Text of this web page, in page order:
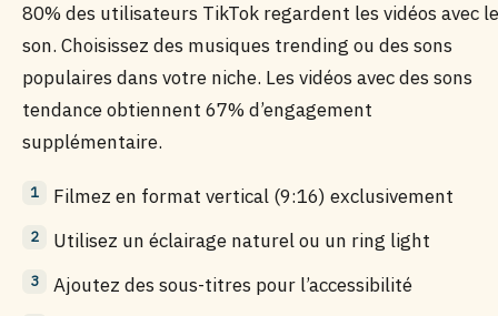
80% des utilisateurs TikTok regardent les vidéos avec le
son. Choisissez des musiques trending ou des sons
populaires dans votre niche. Les vidéos avec des sons
tendance obtiennent 67% d’engagement
supplémentaire.
Filmez en format vertical (9:16) exclusivement
Utilisez un éclairage naturel ou un ring light
Ajoutez des sous-titres pour l’accessibilité